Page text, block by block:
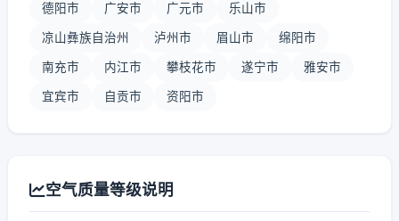
德阳市 广安市 广元市 乐山市
凉山彝族自治州 泸州市 眉山市 绵阳市
南充市 内江市 攀枝花市 遂宁市 雅安市
宜宾市 自贡市 资阳市
空气质量等级说明